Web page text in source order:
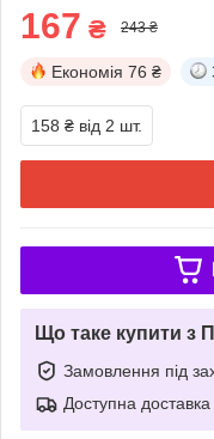
167 ₴ 243 ₴
Економія 76 ₴
158 ₴ від 2 шт.
Що таке купити з
Замовлення під
Доступна доставка